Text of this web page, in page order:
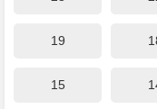
19
15